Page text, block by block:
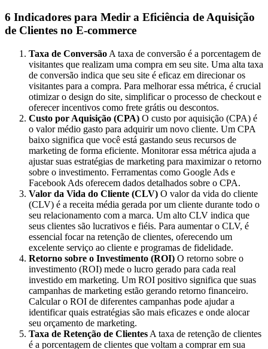
6 Indicadores para Medir a Eficiência de Aquisição
de Clientes no E-commerce
Taxa de Conversão A taxa de conversão é a porcentagem de
visitantes que realizam uma compra em seu site. Uma alta taxa
de conversão indica que seu site é eficaz em direcionar os
visitantes para a compra. Para melhorar essa métrica, é crucial
otimizar o design do site, simplificar o processo de checkout e
oferecer incentivos como frete grátis ou descontos.
Custo por Aquisição (CPA) O custo por aquisição (CPA) é
o valor médio gasto para adquirir um novo cliente. Um CPA
baixo significa que você está gastando seus recursos de
marketing de forma eficiente. Monitorar essa métrica ajuda a
ajustar suas estratégias de marketing para maximizar o retorno
sobre o investimento. Ferramentas como Google Ads e
Facebook Ads oferecem dados detalhados sobre o CPA.
Valor da Vida do Cliente (CLV) O valor da vida do cliente
(CLV) é a receita média gerada por um cliente durante todo o
seu relacionamento com a marca. Um alto CLV indica que
seus clientes são lucrativos e fiéis. Para aumentar o CLV, é
essencial focar na retenção de clientes, oferecendo um
excelente serviço ao cliente e programas de fidelidade.
Retorno sobre o Investimento (ROI) O retorno sobre o
investimento (ROI) mede o lucro gerado para cada real
investido em marketing. Um ROI positivo significa que suas
campanhas de marketing estão gerando retorno financeiro.
Calcular o ROI de diferentes campanhas pode ajudar a
identificar quais estratégias são mais eficazes e onde alocar
seu orçamento de marketing.
Taxa de Retenção de Clientes A taxa de retenção de clientes
é a porcentagem de clientes que voltam a comprar em sua